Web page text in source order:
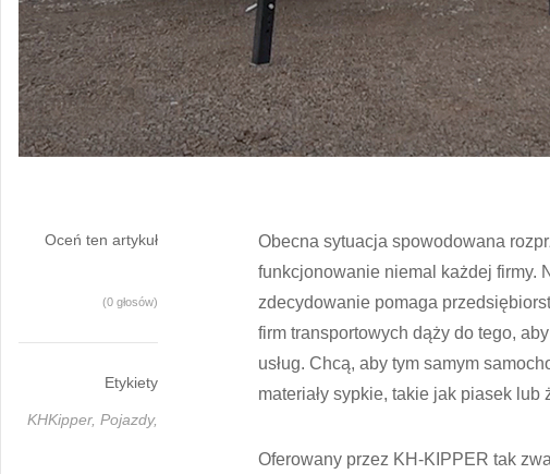
Oceń ten artykuł
(0 głosów)
Etykiety
KHKipper, Pojazdy,
Obecna sytuacja spowodowana
funkcjonowanie niemal każdej firmy.
zdecydowanie pomaga
firm transportowych dąży do tego,
usług. Chcą, aby tym samym
materiały sypkie, takie jak piasek lub
Oferowany przez KH-KIPPER tak